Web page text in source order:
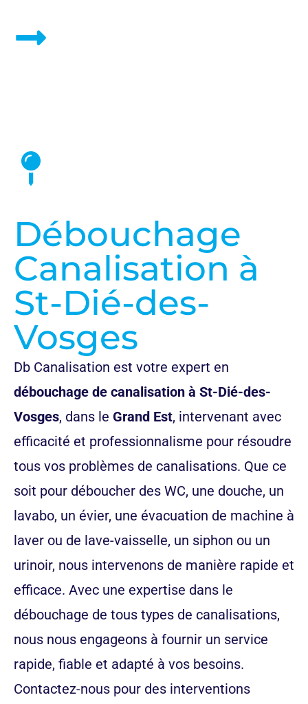
Débouchage
Canalisation à
St-Dié-des-
Vosges
Db Canalisation est votre expert en
débouchage de canalisation à St-Dié-des-
Vosges, dans le Grand Est, intervenant avec
efficacité et professionnalisme pour résoudre
tous vos problèmes de canalisations. Que ce
soit pour déboucher des WC, une douche, un
lavabo, un évier, une évacuation de machine à
laver ou de lave-vaisselle, un siphon ou un
urinoir, nous intervenons de manière rapide et
efficace. Avec une expertise dans le
débouchage de tous types de canalisations,
nous nous engageons à fournir un service
rapide, fiable et adapté à vos besoins.
Contactez-nous pour des interventions